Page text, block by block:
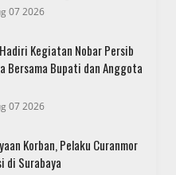
07 2026
Kegiatan Nobar Persib
Bersama Bupati dan Anggota
07 2026
Korban, Pelaku Curanmor
di Surabaya